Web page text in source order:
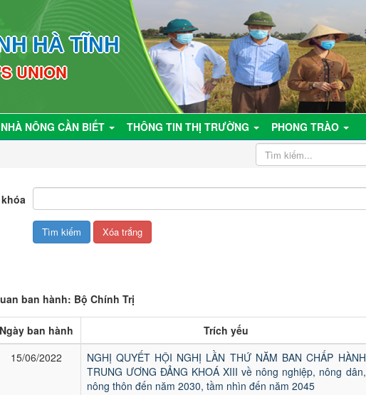
HÀ TĨNH
UNION
NHÀ NÔNG CẦN BIẾT THÔNG TIN THỊ TRƯỜNG
PHONG TRÀO
ban hành: Bộ Chính Trị
Ngày ban hành Trích yếu
15/06/2022
NGHỊ QUYẾT HỘI NGHỊ LẦN THỨ NĂM BAN CHẤP HÀNH
TRUNG ƯƠNG ĐẢNG KHOÁ XIII về nông nghiệp, nông dân,
nông thôn đến năm 2030, tầm nhìn đến năm 2045